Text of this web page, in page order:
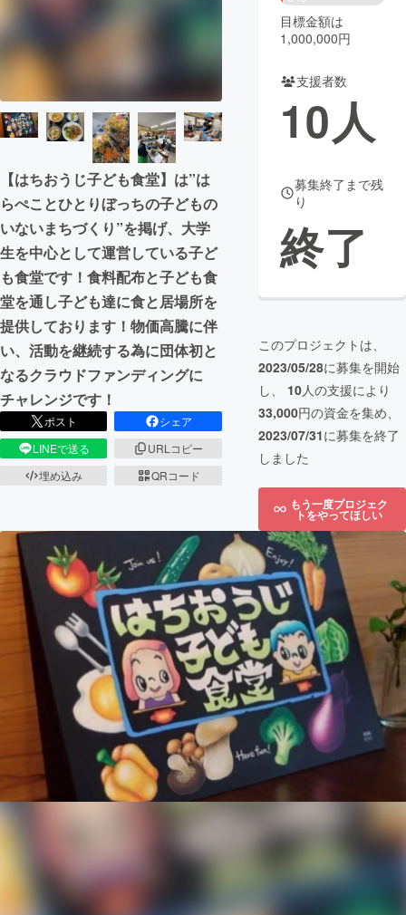
まちづくり・地域活性化
CAMPFIRE for Social Good
CAMPFIRE Creation
CAMPFIREふるさと納税machi-ya コミュニティ
【はちおうじ子ども食堂】は”は
らぺことひとりぼっちの子どもの
いないまちづくり”を掲げ、大学
生を中心として運営している子ど
も食堂です！食料配布と子ども食
堂を通し子ども達に食と居場所を
提供しております！物価高騰に伴
い、活動を継続する為に団体初と
なるクラウドファンディングに
チャレンジです！
ポスト
シェア
LINEで送る
URLコピー
埋め込み
QRコード
目標金額は
1,000,000円
支援者数
10人
募集終了まで残
り
終了
このプロジェクトは、
2023/05/28に募集を開始
し、 10人の支援により
33,000円の資金を集め、
2023/07/31に募集を終了
しました
もう一度プロジェク
トをやってほしい